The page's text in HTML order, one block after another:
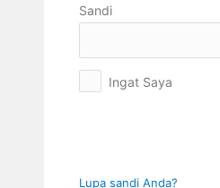
Log
Sandi
Ingat Saya
Lupa sandi Anda?